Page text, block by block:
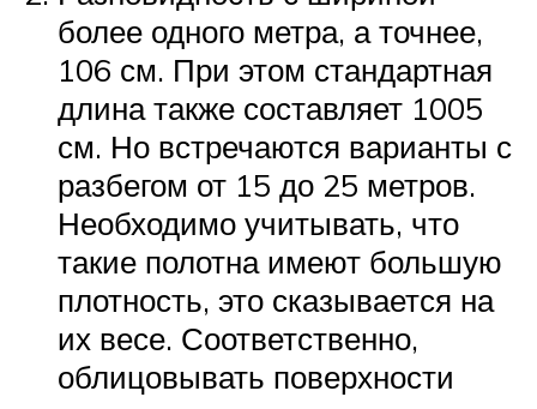
более одного метра, а точнее,
106 см. При этом стандартная
длина также составляет 1005
см. Но встречаются варианты с
разбегом от 15 до 25 метров.
Необходимо учитывать, что
такие полотна имеют большую
плотность, это сказывается на
их весе. Соответственно,
облицовывать поверхности